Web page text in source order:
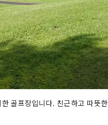
골프장입니다. 친근하고 따뜻